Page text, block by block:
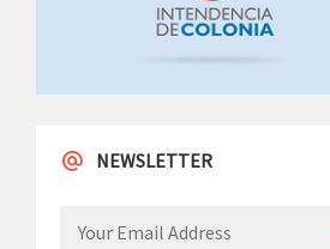
NEWSLETTER